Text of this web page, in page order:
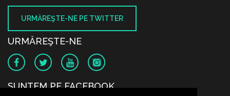
URMĂREŞTE-NE PE TWITTER
URMĂREŞTE-NE
SUNTEM PE FACEBOOK